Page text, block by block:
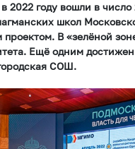
2022 году вошли в
школ
В «зелёной
Ещё одним
СОШ.